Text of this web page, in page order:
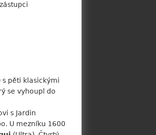
s pěti klasickými
se vyhoupl do
s Jardin
U mezníku 1600